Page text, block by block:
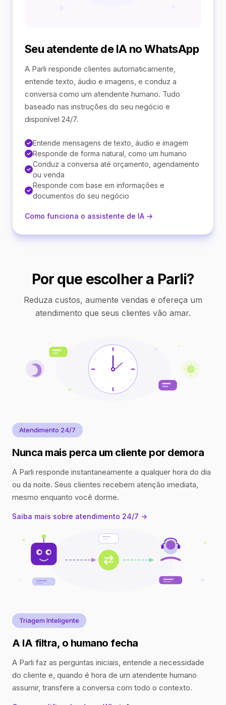
Seu atendente de IA no WhatsApp
A Parli responde clientes automaticamente,
entende texto, áudio e imagens, e conduz a
conversa como um atendente humano. Tudo
baseado nas instruções do seu negócio e
disponível 24/7.
Entende mensagens de texto, áudio e imagem
Responde de forma natural, como um humano
Conduz a conversa até orçamento, agendamento
ou venda
Responde com base em informações e
documentos do seu negócio
Como funciona o assistente de IA →
Por que escolher a Parli?
Reduza custos, aumente vendas e ofereça um
atendimento que seus clientes vão amar.
Atendimento 24/7
Nunca mais perca um cliente por demora
A Parli responde instantaneamente a qualquer hora do dia
ou da noite. Seus clientes recebem atenção imediata,
mesmo enquanto você dorme.
Saiba mais sobre atendimento 24/7 →
Triagem Inteligente
A IA filtra, o humano fecha
A Parli faz as perguntas iniciais, entende a necessidade
do cliente e, quando é hora de um atendente humano
assumir, transfere a conversa com todo o contexto.